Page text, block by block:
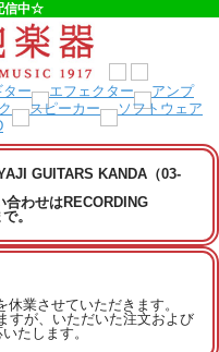
信中☆
GUITARS KANDA（03-
合わせはRECORDING
。
業させていただきます。
すが、いただいた注文および
たします。